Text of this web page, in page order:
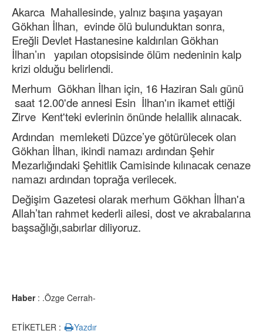
Akarca Mahallesinde, yalnız başına yaşayan
Gökhan İlhan, evinde ölü bulunduktan sonra,
Ereğli Devlet Hastanesine kaldırılan Gökhan
İlhan’ın yapılan otopsisinde ölüm nedeninin kalp
krizi olduğu belirlendi.
Merhum Gökhan İlhan için, 16 Haziran Salı günü
saat 12.00'de annesi Esin İlhan'ın ikamet ettiği
Zirve Kent'teki evlerinin önünde helallik alınacak.
Ardından memleketi Düzce’ye götürülecek olan
Gökhan İlhan, ikindi namazı ardından Şehir
Mezarlığındaki Şehitlik Camisinde kılınacak cenaze
namazı ardından toprağa verilecek.
Değişim Gazetesi olarak merhum Gökhan İlhan'a
Allah’tan rahmet kederli ailesi, dost ve akrabalarına
başsağlığı,sabırlar diliyoruz.
Haber: .Özge Cerrah-
ETİKETLER : Yazdır